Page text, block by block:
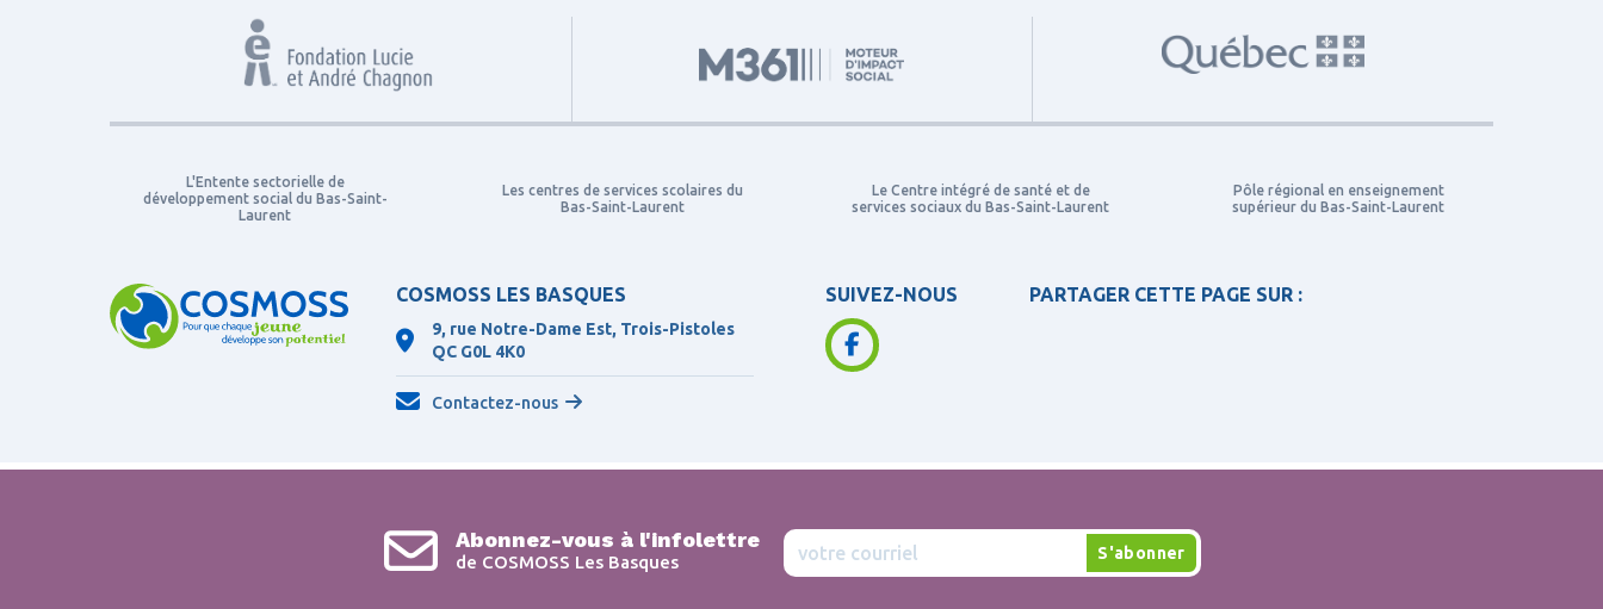
L'Entente sectorielle de
développement social du Bas-Saint-
Laurent
Les centres de services scolaires du
Bas-Saint-Laurent
Le Centre intégré de santé et de
services sociaux du Bas-Saint-Laurent
Pôle régional en enseignement
supérieur du Bas-Saint-Laurent
COSMOSS LES BASQUES
9, rue Notre-Dame Est, Trois-Pistoles
QC G0L 4K0
Contactez-nous
SUIVEZ-NOUS PARTAGER CETTE PAGE SUR :
Abonnez-vous à l'infolettre
de COSMOSS Les Basques